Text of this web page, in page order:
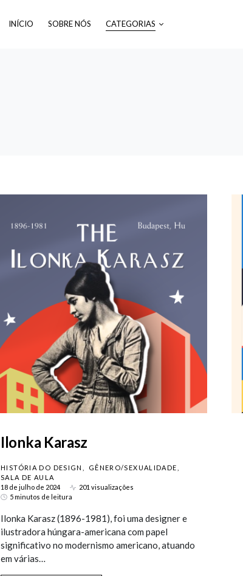
INÍCIO SOBRE NÓS CATEGORIAS
Ilonka Karasz
HISTÓRIA DO DESIGN
GÊNERO/SEXUALIDADE
SALA DE AULA
18 de julho de 2024
201 visualizações
5 minutos de leitura
Ilonka Karasz (1896-1981), foi uma designer e
ilustradora húngara-americana com papel
significativo no modernismo americano, atuando
em várias…